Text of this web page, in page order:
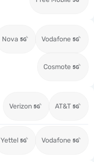
Nova Vodafone
Cosmote
Verizon AT&T
Yettel Vodafone